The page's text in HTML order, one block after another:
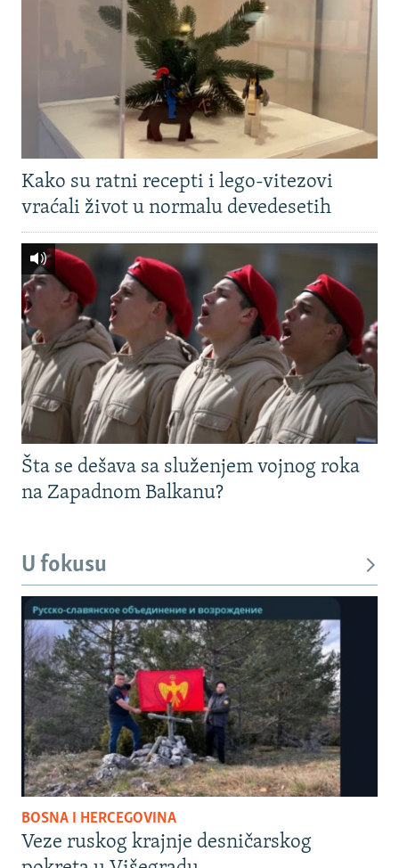
Kako su ratni recepti i lego-vitezovi
vraćali život u normalu devedesetih
Šta se dešava sa služenjem vojnog roka
na Zapadnom Balkanu?
U fokusu
BOSNA I HERCEGOVINA
Veze ruskog krajnje desničarskog